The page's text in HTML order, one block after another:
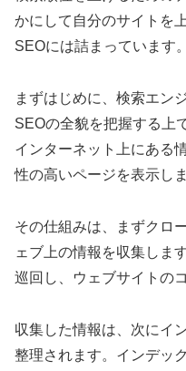
かにして自分のサイトを
SEOには詰まっています。
まずはじめに、検索エン
SEOの全貌を把握する上
インターネット上にある
性の高いページを表示しま
その仕組みは、まずクロ
ェブ上の情報を収集しま
巡回し、ウェブサイトの
収集した情報は、次にイ
整理されます。インデッ